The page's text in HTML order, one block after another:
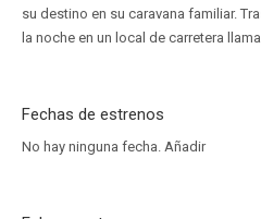
su destino en su caravana familiar.
la noche en un local de carretera
Fechas de estrenos
No hay ninguna fecha. Añadir